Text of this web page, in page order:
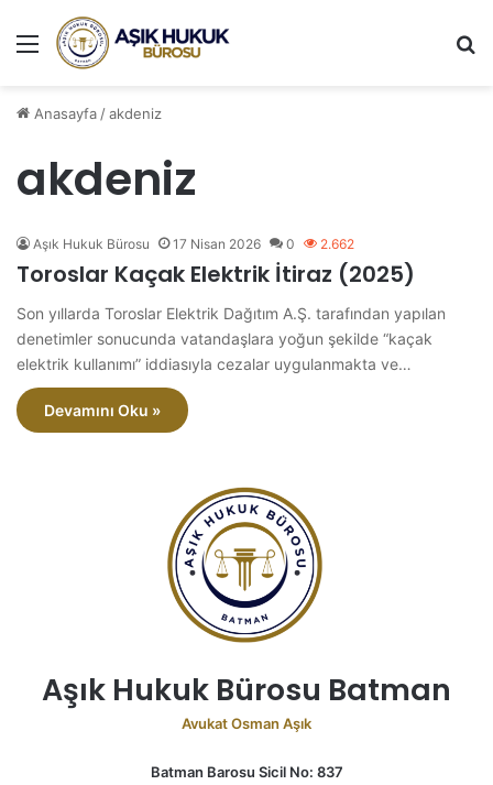
Menü
Anasayfa/akdeniz
akdeniz
Aşık Hukuk Bürosu 17 Nisan 2026 0 2.662
Toroslar Kaçak Elektrik İtiraz (2025)
Son yıllarda Toroslar Elektrik Dağıtım A.Ş. tarafından yapılan
denetimler sonucunda vatandaşlara yoğun şekilde “kaçak
elektrik kullanımı” iddiasıyla cezalar uygulanmakta ve…
Devamını Oku »
Aşık Hukuk Bürosu Batman
Avukat Osman Aşık
Batman Barosu Sicil No: 837